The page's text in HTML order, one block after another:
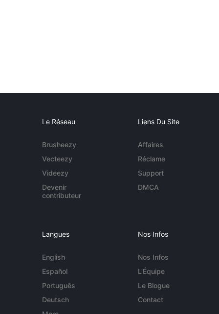
Le Réseau
Brusheezy
Vecteezy
Videezy
Devenir
contributeur
Liens Du Site
Affaires
Réclame
Support
DMCA
Langues
English
Español
Português
Deutsch
Nos Infos
Nos Infos
L'Équipe
Le Blogue
Contact